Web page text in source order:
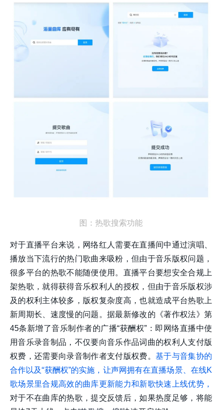
图：热歌搜索功能
对于直播平台来说，网络红人需要在直播间中通过演唱、
播放当下流行的热门歌曲来吸粉，但由于音乐版权问题，
很多平台的热歌不能随便使用。直播平台要想安全合规上
架热歌，就得获得音乐权利人的授权，但由于音乐版权涉
及的权利主体较多，版权复杂度高，也就造成平台热歌上
新周期长、速度慢的问题。据最新修改的《著作权法》第
45条新增了音乐制作者的广播“获酬权”：即网络直播中使
用音乐录音制品，不仅要向音乐作品词曲的权利人支付版
权费，还需要向录音制作者支付版权费。 基于与音集协的
合作以及“获酬权”的实施，让声网拥有在直播场景、在线K
歌场景里合规高效的曲库更新能力和新歌快速上线优势，
对于不在曲库的热歌，提交反馈后，如果热度足够，将能